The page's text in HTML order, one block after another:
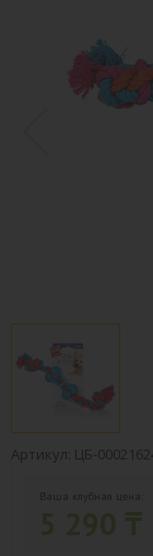
Артикул: ЦБ-
Ваша клубная цена: